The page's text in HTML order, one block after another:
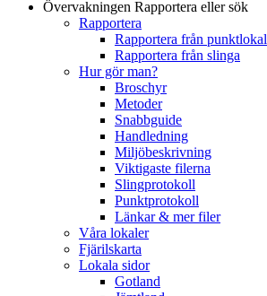
Övervakningen Rapportera eller sök
Rapportera
Rapportera från punktlokal
Rapportera från slinga
Hur gör man?
Broschyr
Metoder
Snabbguide
Handledning
Miljöbeskrivning
Viktigaste filerna
Slingprotokoll
Punktprotokoll
Länkar & mer filer
Våra lokaler
Fjärilskarta
Lokala sidor
Gotland